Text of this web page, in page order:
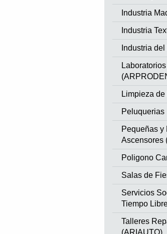
Industria
Industria
Industria del
Limpieza
Peluquerias
Pequeñas y
Ascensores
Poligono
Salas de
Servicios
Tiempo
Talleres
(ARIAUTO)